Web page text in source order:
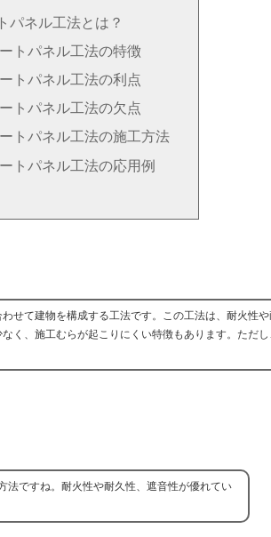
パネル工法とは？
トパネル工法の特徴
トパネル工法の利点
トパネル工法の欠点
トパネル工法の施工方法
トパネル工法の応用例
せて建物を構成する工法です。この工法は、耐火性
く、施工むらが起こりにくい特徴もあります。ただ
法ですね。耐火性や耐久性、遮音性が優れてい